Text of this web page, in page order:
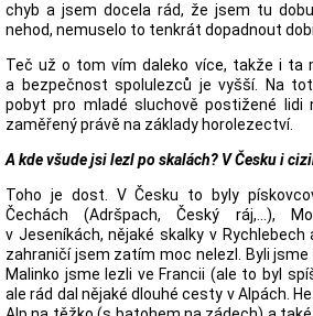
chyb a jsem docela rád, že jsem tu
nehod, nemuselo to tenkrát dopadnout
Teč už o tom vím daleko více, takže i ta
a bezpečnost spolulezců je vyšší. Na
pobyt pro mladé sluchově postižené lidi
zaměřený právě na základy horolezectví.
A kde všude jsi lezl po skalách? V Česku i
Toho je dost. V Česku to byly
Čechách (Adršpach, Český ráj,...),
v Jeseníkách, nějaké skalky v
zahraničí jsem zatím moc nelezl. Byli jsme
Malinko jsme lezli ve Francii (ale to byl
ale rád dal nějaké dlouhé cesty v Alpách.